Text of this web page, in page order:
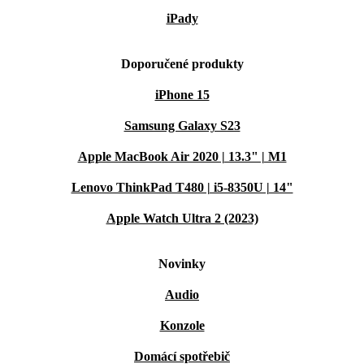
iPady
Doporučené produkty
iPhone 15
Samsung Galaxy S23
Apple MacBook Air 2020 | 13.3" | M1
Lenovo ThinkPad T480 | i5-8350U | 14"
Apple Watch Ultra 2 (2023)
Novinky
Audio
Konzole
Domácí spotřebič